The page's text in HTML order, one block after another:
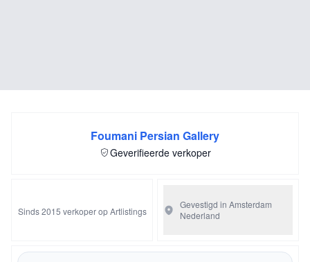
Foumani Persian Gallery
Geverifieerde verkoper
Sinds 2015 verkoper op Artlistings
Gevestigd in Amsterdam
Nederland